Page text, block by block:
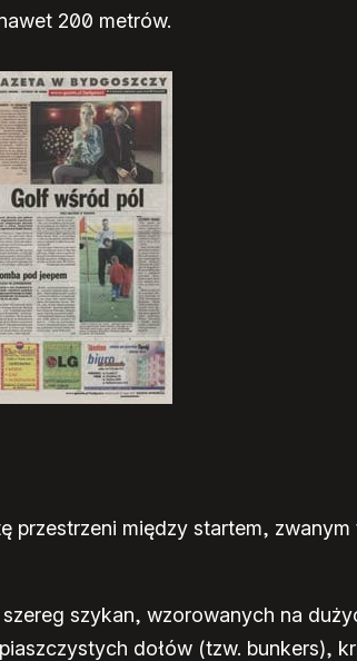
200 metrów.
między startem, zwanym
szykan, wzorowanych na
dołów (tzw. bunkers),